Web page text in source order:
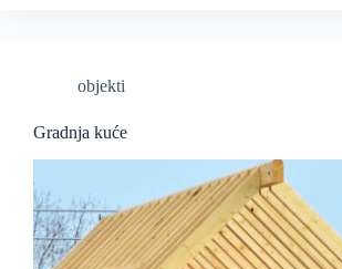
objekti
Gradnja kuće